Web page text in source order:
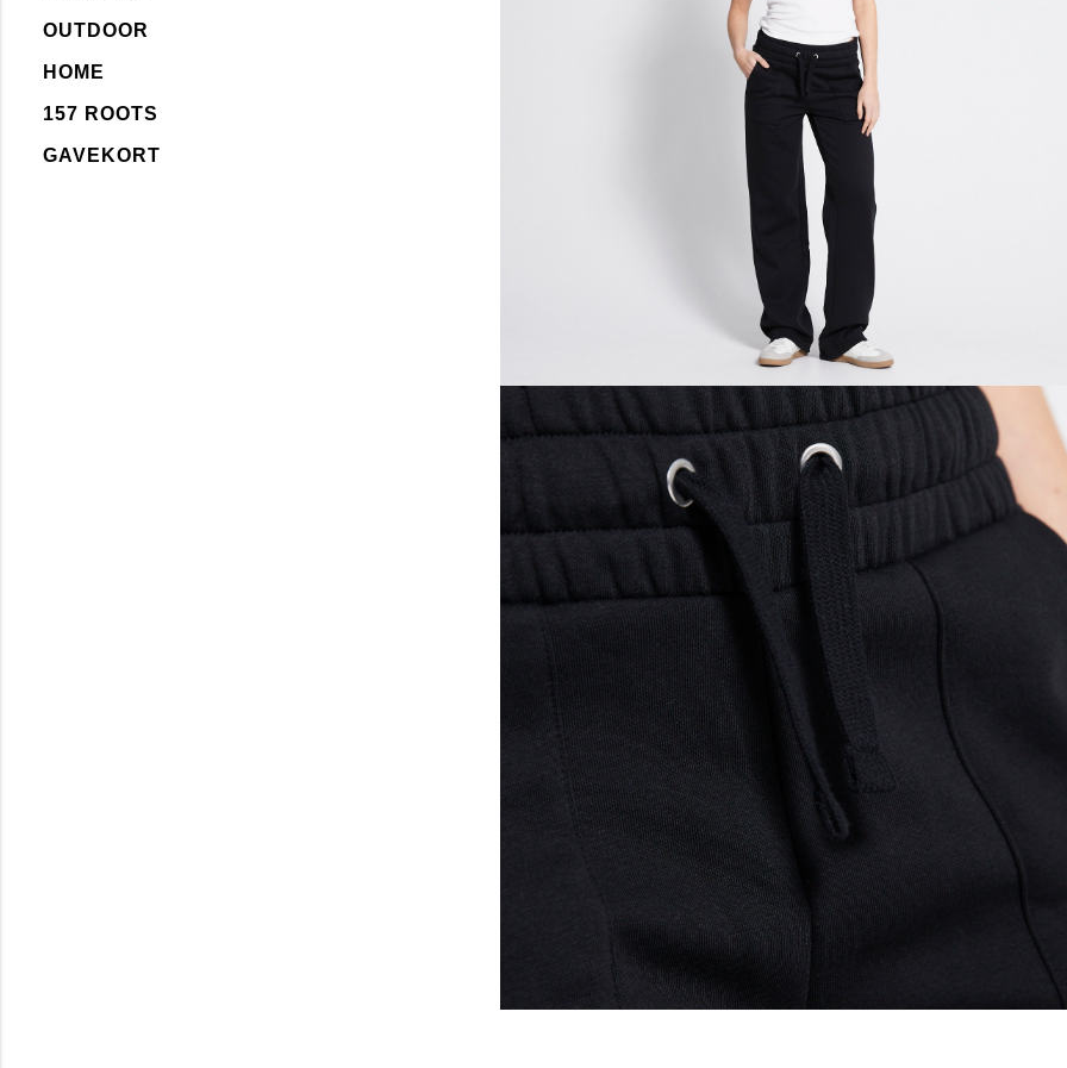
OUTDOOR
HOME
157 ROOTS
GAVEKORT